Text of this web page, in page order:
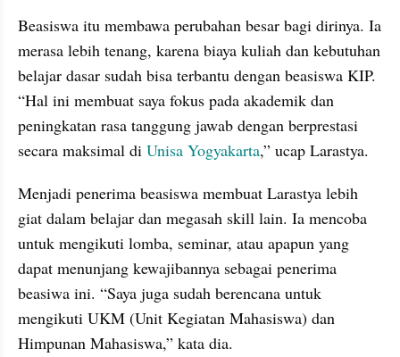
Beasiswa itu membawa perubahan besar bagi dirinya. Ia
merasa lebih tenang, karena biaya kuliah dan kebutuhan
belajar dasar sudah bisa terbantu dengan beasiswa KIP.
“Hal ini membuat saya fokus pada akademik dan
peningkatan rasa tanggung jawab dengan berprestasi
secara maksimal di Unisa Yogyakarta,” ucap Larastya.
Menjadi penerima beasiswa membuat Larastya lebih
giat dalam belajar dan megasah skill lain. Ia mencoba
untuk mengikuti lomba, seminar, atau apapun yang
dapat menunjang kewajibannya sebagai penerima
beasiwa ini. “Saya juga sudah berencana untuk
mengikuti UKM (Unit Kegiatan Mahasiswa) dan
Himpunan Mahasiswa,” kata dia.